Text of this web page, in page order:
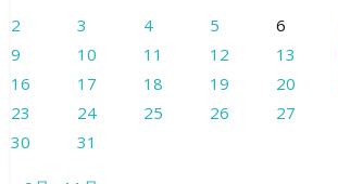
2
3 4 5 6
9
10 11 12 13
16
17 18 19 20
23
24 25 26 27
30
31